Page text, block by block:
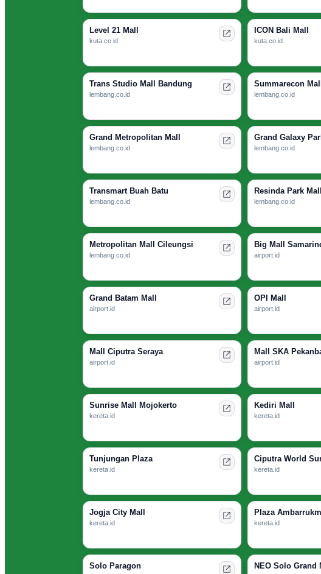
Level 21 Mall
kuta.co.id
ICON Bali Mall
kuta.co.id
Trans Studio Mall Bandung
lembang.co.id
Summarecon
lembang.co.id
Grand Metropolitan Mall
lembang.co.id
Grand Galaxy
lembang.co.id
Transmart Buah Batu
lembang.co.id
Resinda Park Mall
lembang.co.id
Metropolitan Mall Cileungsi
lembang.co.id
Big Mall
airport.id
Grand Batam Mall
airport.id
OPI Mall
airport.id
Mall Ciputra Seraya
airport.id
Mall SKA
airport.id
Sunrise Mall Mojokerto
kereta.id
Kediri Mall
kereta.id
Tunjungan Plaza
kereta.id
Ciputra World
kereta.id
Jogja City Mall
kereta.id
Plaza
kereta.id
Solo Paragon NEO Solo Grand